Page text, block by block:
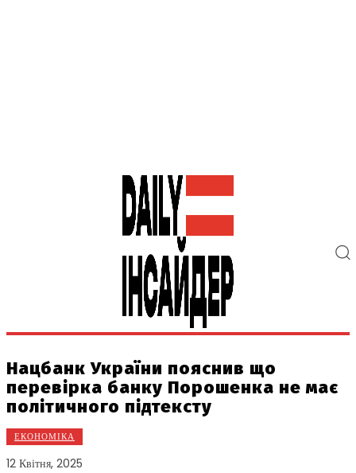
Нацбанк України пояснив що
перевірка банку Порошенка не має
політичного підтексту
ЕКОНОМІКА
12 Квітня, 2025